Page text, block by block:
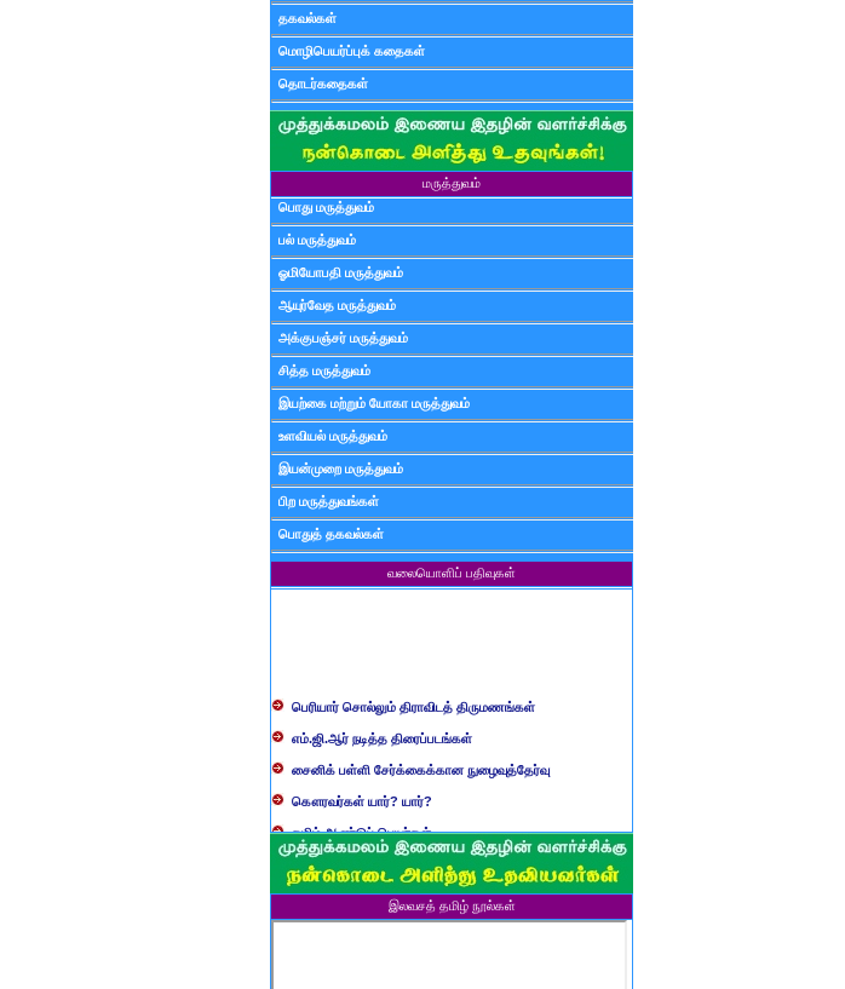
தகவல்கள்
மொழிபெயர்ப்புக் கதைகள்
தொடர்கதைகள்
மருத்துவம்
பொது மருத்துவம்
பல் மருத்துவம்
ஓமியோபதி மருத்துவம்
ஆயுர்வேத மருத்துவம்
அக்குபஞ்சர் மருத்துவம்
சித்த மருத்துவம்
இயற்கை மற்றும் யோகா மருத்துவம்
உளவியல் மருத்துவம்
இயன்முறை மருத்துவம்
பிற மருத்துவங்கள்
பொதுத் தகவல்கள்
வலையொளிப் பதிவுகள்
எம்.ஜி.ஆர் நடித்த திரைப்படங்கள்
சைனிக் பள்ளி சேர்க்கைக்கான நுழைவுத்தேர்வு
கௌரவர்கள் யார்? யார்?
தமிழ் ஆண்டுப் பெயர்கள்
பிள்ளையார் சுழி வந்தது எப்படி?
வருவது போவது, வந்தால் போகாது, போனால் வராது...?
பண்டைய படைப் பெயர்கள்இலவசத் தமிழ் நூல்கள்